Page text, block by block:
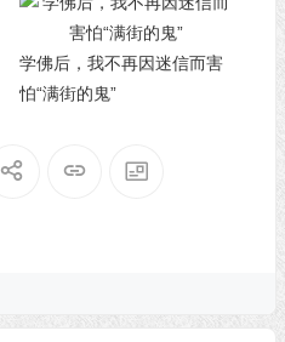
学佛后，我不再因迷信而害
怕“满街的鬼”